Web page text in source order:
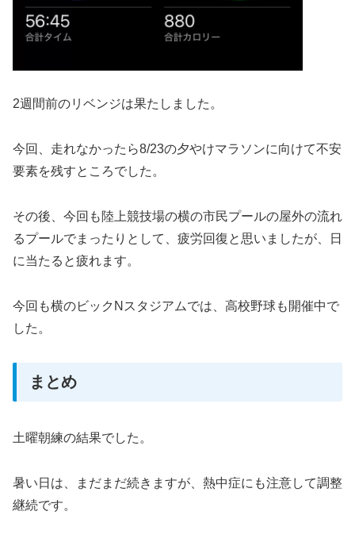
2週間前のリベンジは果たしました。
今回、走れなかったら8/23の夕やけマラソンに向けて不安
要素を残すところでした。
その後、今回も陸上競技場の横の市民プールの屋外の流れ
るプールでまったりとして、疲労回復と思いましたが、日
に当たると疲れます。
今回も横のビックNスタジアムでは、高校野球も開催中で
した。
まとめ
土曜朝練の結果でした。
暑い日は、まだまだ続きますが、熱中症にも注意して調整
継続です。